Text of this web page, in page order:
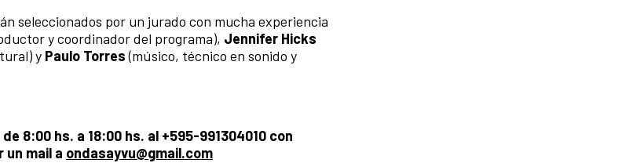
seleccionados por un jurado con mucha experiencia
y coordinador del programa), Jennifer Hicks
y Paulo Torres(músico, técnico en sonido y
8:00 hs. a 18:00 hs. al +595-991304010 con
un mail a ondasayvu@gmail.com